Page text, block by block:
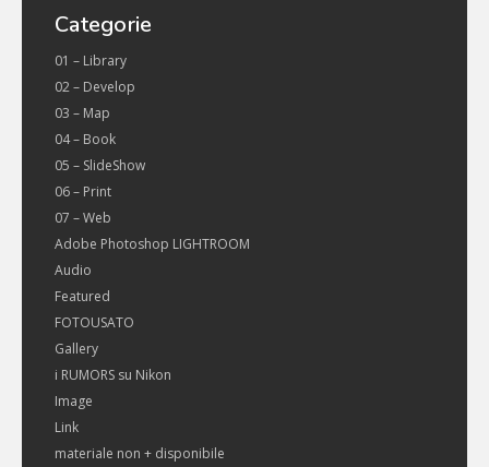
Categorie
01 – Library
02 – Develop
03 – Map
04 – Book
05 – SlideShow
06 – Print
07 – Web
Adobe Photoshop LIGHTROOM
Audio
Featured
FOTOUSATO
Gallery
i RUMORS su Nikon
Image
Link
materiale non + disponibile